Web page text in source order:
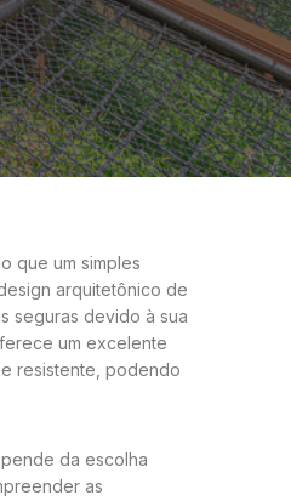
que um simples
arquitetônico de
seguras devido à sua
um excelente
resistente, podendo
da escolha
as